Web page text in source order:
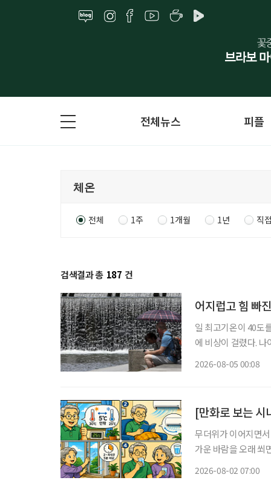
전체뉴스 피플
전체 1주 1개월 1년 직
검색결과 총 187 건
어지럽고 힘 빠
일 최고기온이 40도
에 비상이 걸렸다.
2026-08-05 00:08
[만화로 보는 시
무더위가 이어지면
가운 바람을 오래 쐬
2026-08-02 07:00